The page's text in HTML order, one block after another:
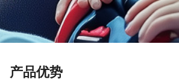
产品优势